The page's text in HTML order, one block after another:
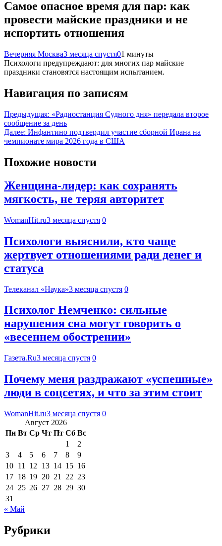
Самое опасное время для пар: как
провести майские праздники и не
испортить отношения
Вечерняя Москва3 месяца спустя01 минуты
Психологи предупреждают: для многих пар майские
праздники становятся настоящим испытанием.
Навигация по записям
Предыдущая: «Радиостанция Судного дня» передала второе
сообщение за день
Далее: Инфантино подтвердил участие сборной Ирана на
чемпионате мира 2026 года в США
Похожие новости
Женщина-лидер: как сохранять
мягкость, не теряя авторитет
WomanHit.ru3 месяца спустя 0
Психологи выяснили, кто чаще
жертвует отношениями ради денег и
статуса
Телеканал «Наука»3 месяца спустя 0
Психолог Немченко: сильные
нарушения сна могут говорить о
«весеннем обострении»
Газета.Ru3 месяца спустя 0
Почему меня раздражают «успешные»
люди в соцсетях, и что за этим стоит
WomanHit.ru3 месяца спустя 0
Август 2026
Пн Вт Ср Чт Пт Сб Вс
1
2
3
4 5 6 7 8
9
10 11 12 13 14 15 16
17 18 19 20 21 22 23
24 25 26 27 28 29 30
31
« Май
Рубрики